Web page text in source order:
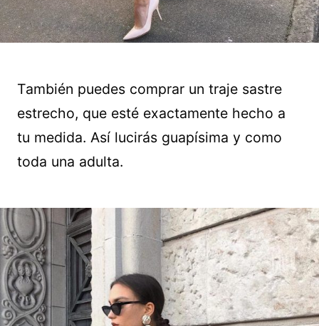
También puedes comprar un traje sastre
estrecho, que esté exactamente hecho a
tu medida. Así lucirás guapísima y como
toda una adulta.